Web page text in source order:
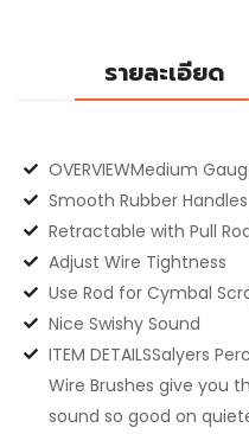
รายละเอียด
OVERVIEWMedium
Smooth Rubber Handles
Retractable with Pull
Adjust Wire Tightness
Use Rod for Cymbal
Nice Swishy Sound
ITEM DETAILSSalyers
Wire Brushes give you
sound so good on